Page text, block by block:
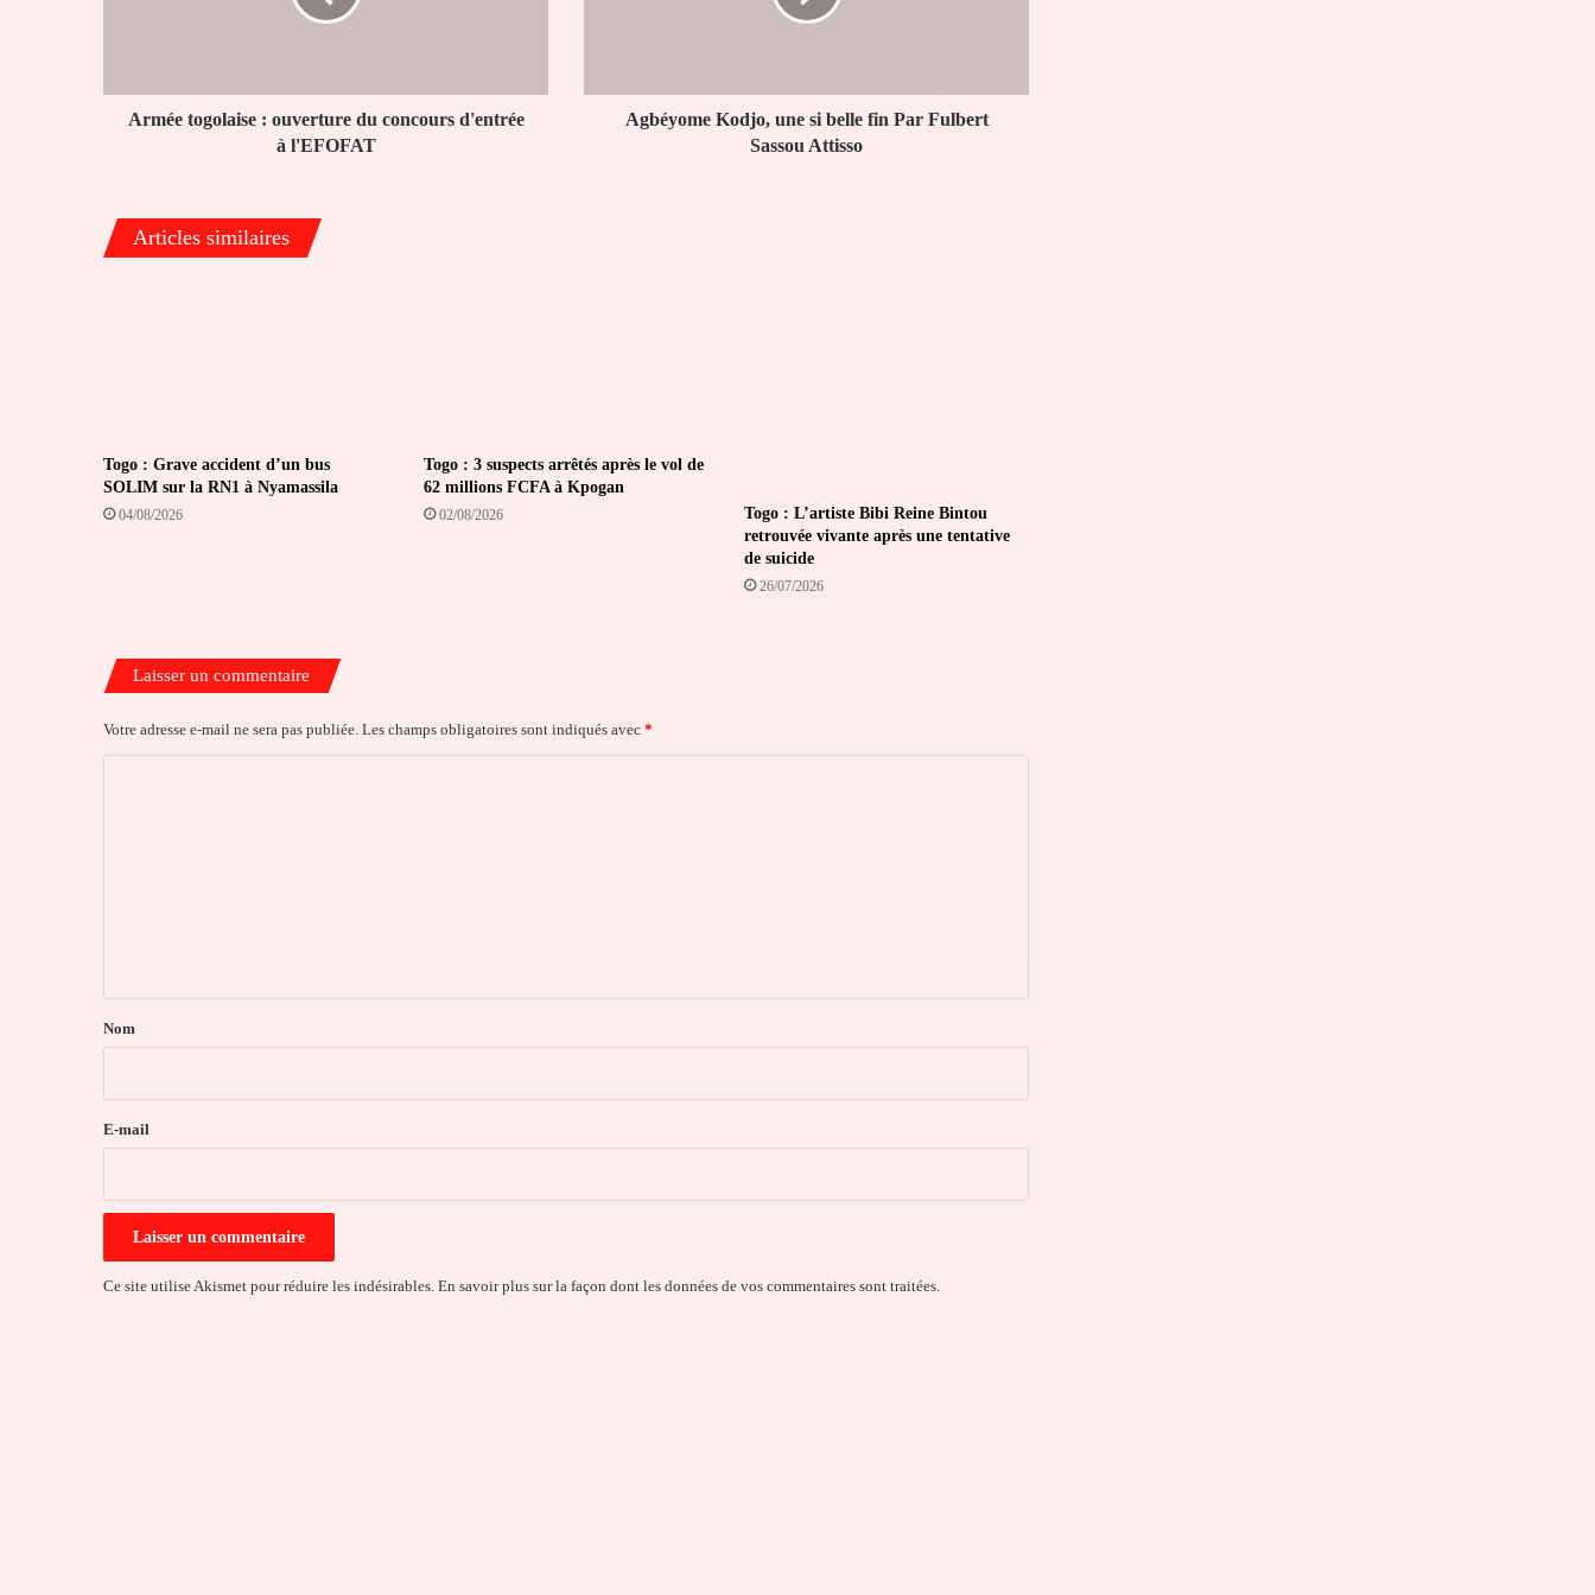
l'EFOFAT
Armée togolaise : ouverture du concours d'entrée
à l'EFOFAT
Sassou
Agbéyome Kodjo, une si belle fin Par Fulbert
Sassou Attisso
Articles similaires
Togo : Grave accident d’un bus
SOLIM sur la RN1 à Nyamassila
04/08/2026
Togo : 3 suspects arrêtés après le vol de
62 millions FCFA à Kpogan
02/08/2026
Togo : L’artiste Bibi Reine Bintou
retrouvée vivante après une tentative
de suicide
26/07/2026
Laisser un commentaire
Votre adresse e-mail ne sera pas publiée. Les champs obligatoires sont indiqués avec *
a
e
Nom
E-mail
Ce site utilise Akismet pour réduire les indésirables. En savoir plus sur la façon dont les données de vos commentaires sont traitées.